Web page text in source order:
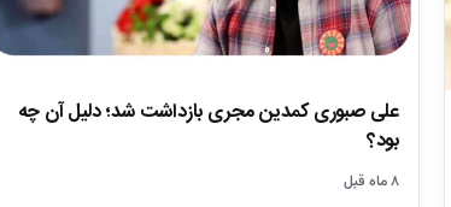
علی صبوری کمدین مجری بازداشت شد؛ دلیل آن چه
بود؟
۸ ماه قبل